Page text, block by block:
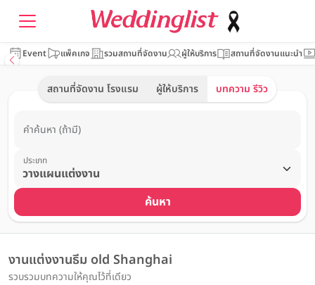
Event แพ็คเกจ รวมสถานที่จัดงาน ผู้ให้บริการ สถานที่จัดงานแนะนำ
สถานที่จัดงาน โรงแรม ผู้ให้บริการ บทความ รีวิว
คำค้นหา (ถ้ามี)
ประเภท
ค้นหา
งานแต่งงานธีม old Shanghai
รวบรวมบทความให้คุณไว้ที่เดียว